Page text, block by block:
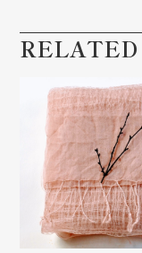
RELATED